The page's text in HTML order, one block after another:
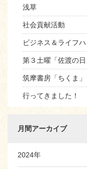
浅草
社会貢献活動
ビジネス＆ライフハ
第３土曜「佐渡の日
筑摩書房「ちくま」
行ってきました！
月間アーカイブ
2024年